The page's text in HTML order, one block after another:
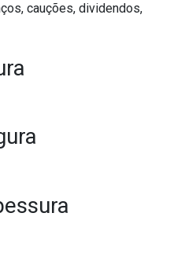
cauções, dividendos,